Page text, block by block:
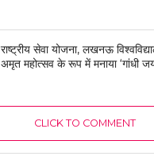
राष्ट्रीय सेवा योजना, लखनऊ
अमृत महोत्सव के रूप में मनाया ‘गांधी
CLICK TO COMMENT